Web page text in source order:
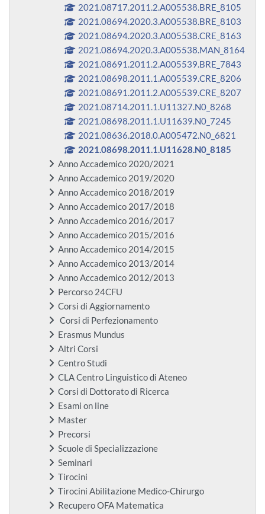
2021.08717.2011.2.A005538.BRE_8105
2021.08694.2020.3.A005538.BRE_8103
2021.08694.2020.3.A005538.CRE_8163
2021.08694.2020.3.A005538.MAN_8164
2021.08691.2011.2.A005539.BRE_7843
2021.08698.2011.1.A005539.CRE_8206
2021.08691.2011.2.A005539.CRE_8207
2021.08714.2011.1.U11327.N0_8268
2021.08698.2011.1.U11639.N0_7245
2021.08636.2018.0.A005472.N0_6821
2021.08698.2011.1.U11628.N0_8185
Anno Accademico 2020/2021
Anno Accademico 2019/2020
Anno Accademico 2018/2019
Anno Accademico 2017/2018
Anno Accademico 2016/2017
Anno Accademico 2015/2016
Anno Accademico 2014/2015
Anno Accademico 2013/2014
Anno Accademico 2012/2013
Percorso 24CFU
Corsi di Aggiornamento
Corsi di Perfezionamento
Erasmus Mundus
Altri Corsi
Centro Studi
CLA Centro Linguistico di Ateneo
Corsi di Dottorato di Ricerca
Esami on line
Master
Precorsi
Scuole di Specializzazione
Seminari
Tirocini
Tirocini Abilitazione Medico-Chirurgo
Recupero OFA Matematica